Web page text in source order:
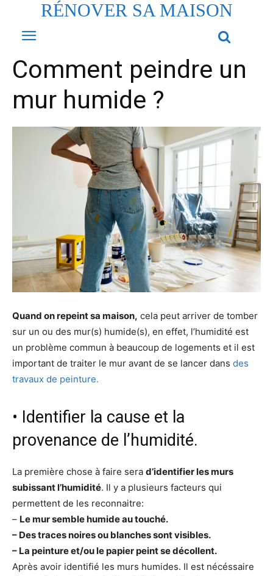
RÉNOVER SA MAISON
Comment peindre un
mur humide ?
Quand on repeint sa maison, cela peut arriver de tomber
sur un ou des mur(s) humide(s), en effet, l’humidité est
un problème commun à beaucoup de logements et il est
important de traiter le mur avant de se lancer dans des
travaux de peinture.
• Identifier la cause et la
provenance de l’humidité.
La première chose à faire sera d’identifier les murs
subissant l’humidité. Il y a plusieurs facteurs qui
permettent de les reconnaitre:
– Le mur semble humide au touché.
– Des traces noires ou blanches sont visibles.
– La peinture et/ou le papier peint se décollent.
Après avoir identifié les murs humides. Il est nécéssaire